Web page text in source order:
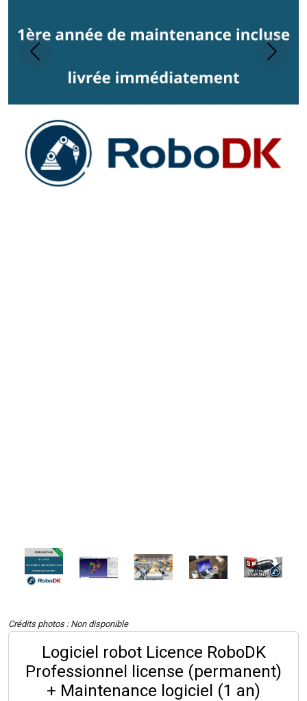
Previous Next
Crédits photos : Non disponible
Logiciel robot Licence RoboDK
Professionnel license (permanent)
+ Maintenance logiciel (1 an)